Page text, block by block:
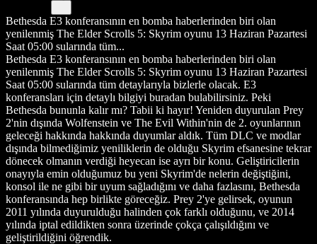
Bethesda E3 konferansının en bomba haberlerinden biri olan
yenilenmiş The Elder Scrolls 5: Skyrim oyunu 13 Haziran Pazartesi
Saat 05:00 sularında tüm...
Bethesda E3 konferansının en bomba haberlerinden biri olan
yenilenmiş The Elder Scrolls 5: Skyrim oyunu 13 Haziran Pazartesi
Saat 05:00 sularında tüm detaylarıyla bizlerle olacak. E3
konferansları için detaylı bilgiyi buradan bulabilirsiniz. Peki
Bethesda bununla kalır mı? Tabii ki hayır! Yeniden duyurulan Prey
2'nin dışında Wolfenstein ve The Evil Within'nin de 2. oyunlarının
geleceği hakkında hakkında duyumlar aldık. Tüm DLC ve modlar
dışında bilmediğimiz yeniliklerin de olduğu Skyrim efsanesine tekrar
dönecek olmanın verdiği heyecan ise ayrı bir konu. Geliştiricilerin
onayıyla emin olduğumuz bu yeni Skyrim'de nelerin değiştiğini,
konsol ile ne gibi bir uyum sağladığını ve daha fazlasını, Bethesda
konferansında hep birlikte göreceğiz. Prey 2'ye gelirsek, oyunun
2011 yılında duyurulduğu halinden çok farklı olduğunu, ve 2014
yılında iptal edildikten sonra üzerinde çokça çalışıldığını ve
geliştirildiğini öğrendik.